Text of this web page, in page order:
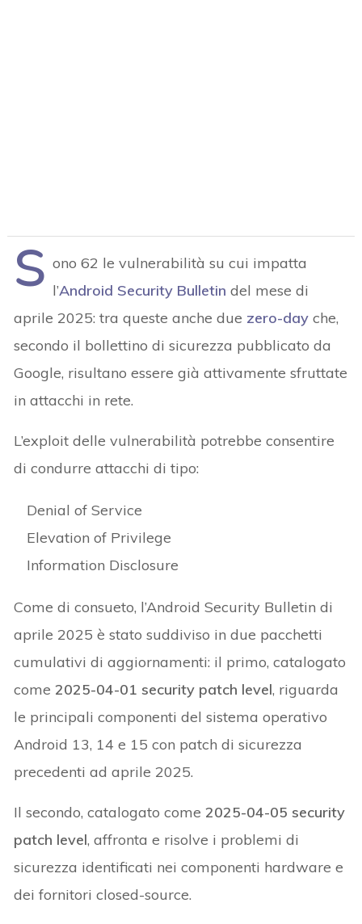
S ono 62 le vulnerabilità su cui impatta
l’Android Security Bulletin del mese di
aprile 2025: tra queste anche due zero-day che,
secondo il bollettino di sicurezza pubblicato da
Google, risultano essere già attivamente sfruttate
in attacchi in rete.
L’exploit delle vulnerabilità potrebbe consentire
di condurre attacchi di tipo:
Denial of Service
Elevation of Privilege
Information Disclosure
Come di consueto, l’Android Security Bulletin di
aprile 2025 è stato suddiviso in due pacchetti
cumulativi di aggiornamenti: il primo, catalogato
come2025-04-01 security patch level, riguarda
le principali componenti del sistema operativo
Android 13, 14 e 15 con patch di sicurezza
precedenti ad aprile 2025.
Il secondo, catalogato come2025-04-05 security
patch level, affronta e risolve i problemi di
sicurezza identificati nei componenti hardware e
dei fornitori closed-source.